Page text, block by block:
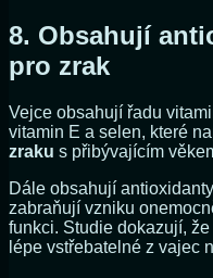
8. Obsahují
pro zrak
Vejce obsahují řadu
vitamin E a selen, které
zraku s přibývajícím
Dále obsahují antioxidanty
zabraňují vzniku
funkci. Studie dokazují,
lépe vstřebatelné z vajec